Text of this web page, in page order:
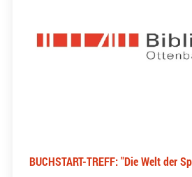
BUCHSTART-TREFF: "Die Welt der